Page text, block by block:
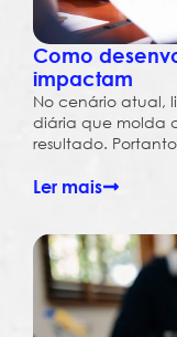
Como
impactam
No cenário atual,
diária que molda
resultado.
Ler mais